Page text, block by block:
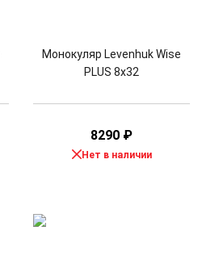
Монокуляр Levenhuk Wise
PLUS 8x32
8290 ₽
Нет в наличии